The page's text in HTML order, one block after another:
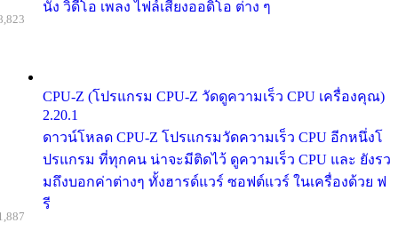
นัง วิดีโอ เพลง ไฟล์เสียงออดิโอ ต่าง ๆ
CPU-Z (โปรแกรม CPU-Z วัดดูความเร็ว CPU เครื่องคุณ)
2.20.1
ดาวน์โหลด CPU-Z โปรแกรมวัดความเร็ว CPU อีกหนึ่งโ
ปรแกรม ที่ทุกคน น่าจะมีติดไว้ ดูความเร็ว CPU และ ยังรว
มถึงบอกค่าต่างๆ ทั้งฮารด์แวร์ ซอฟต์แวร์ ในเครื่องด้วย ฟ
รี